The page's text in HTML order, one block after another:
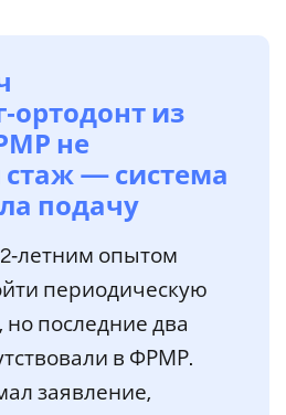
из
не
— система
подачу
опытом
периодическую
последние два
в ФРМР.
заявление,